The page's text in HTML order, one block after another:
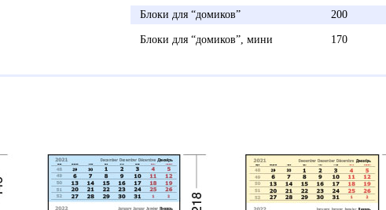
Блоки для “домиков” 200
Блоки для “домиков”, мини 170